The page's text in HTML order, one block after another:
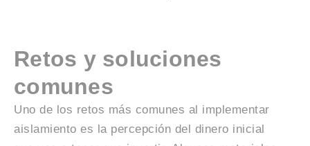
Retos y soluciones
comunes
Uno de los retos más comunes al implementar
aislamiento es la percepción del dinero inicial